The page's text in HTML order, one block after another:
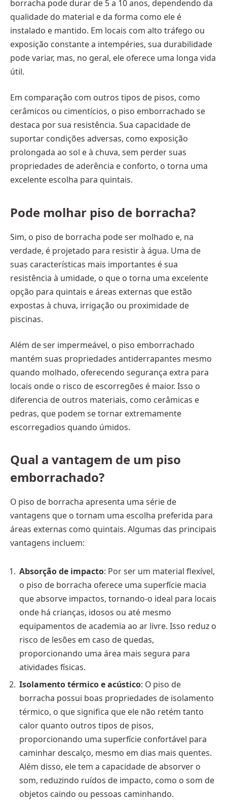
borracha pode durar de 5 a 10 anos, dependendo da
qualidade do material e da forma como ele é
instalado e mantido. Em locais com alto tráfego ou
exposição constante a intempéries, sua durabilidade
pode variar, mas, no geral, ele oferece uma longa vida
útil.
Em comparação com outros tipos de pisos, como
cerâmicos ou cimentícios, o piso emborrachado se
destaca por sua resistência. Sua capacidade de
suportar condições adversas, como exposição
prolongada ao sol e à chuva, sem perder suas
propriedades de aderência e conforto, o torna uma
excelente escolha para quintais.
Pode molhar piso de borracha?
Sim, o piso de borracha pode ser molhado e, na
verdade, é projetado para resistir à água. Uma de
suas características mais importantes é sua
resistência à umidade, o que o torna uma excelente
opção para quintais e áreas externas que estão
expostas à chuva, irrigação ou proximidade de
piscinas.
Além de ser impermeável, o piso emborrachado
mantém suas propriedades antiderrapantes mesmo
quando molhado, oferecendo segurança extra para
locais onde o risco de escorregões é maior. Isso o
diferencia de outros materiais, como cerâmicas e
pedras, que podem se tornar extremamente
escorregadios quando úmidos.
Qual a vantagem de um piso
emborrachado?
O piso de borracha apresenta uma série de
vantagens que o tornam uma escolha preferida para
áreas externas como quintais. Algumas das principais
vantagens incluem:
Absorção de impacto: Por ser um material flexível,
o piso de borracha oferece uma superfície macia
que absorve impactos, tornando-o ideal para locais
onde há crianças, idosos ou até mesmo
equipamentos de academia ao ar livre. Isso reduz o
risco de lesões em caso de quedas,
proporcionando uma área mais segura para
atividades físicas.
Isolamento térmico e acústico: O piso de
borracha possui boas propriedades de isolamento
térmico, o que significa que ele não retém tanto
calor quanto outros tipos de pisos,
proporcionando uma superfície confortável para
caminhar descalço, mesmo em dias mais quentes.
Além disso, ele tem a capacidade de absorver o
som, reduzindo ruídos de impacto, como o som de
objetos caindo ou pessoas caminhando.